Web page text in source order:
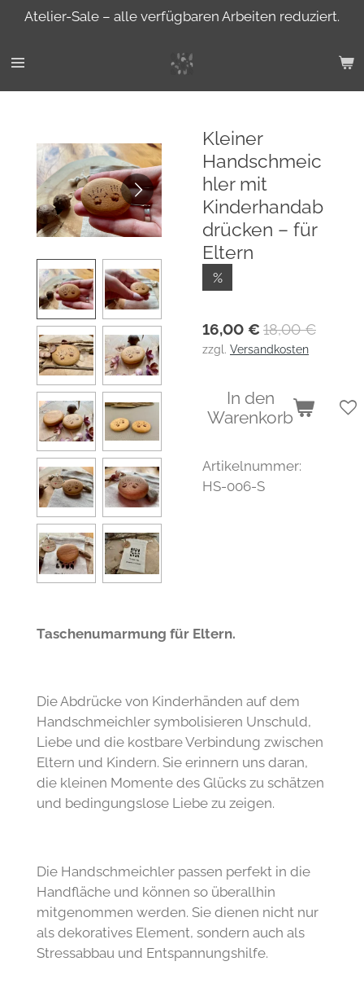
Zum
springen
Atelier-Sale – alle verfügbaren Arbeiten reduziert.
Kleiner
Handschmeic
hler mit
Kinderhandab
drücken – für
Eltern
%
16,00 € 18,00 €
zzgl. Versandkosten
In den
Warenkorb
Artikelnummer:
HS-006-S
Taschenumarmung für Eltern.
Die Abdrücke von Kinderhänden auf dem
Handschmeichler symbolisieren Unschuld,
Liebe und die kostbare Verbindung zwischen
Eltern und Kindern. Sie erinnern uns daran,
die kleinen Momente des Glücks zu schätzen
und bedingungslose Liebe zu zeigen.
Die Handschmeichler passen perfekt in die
Handfläche und können so überallhin
mitgenommen werden. Sie dienen nicht nur
als dekoratives Element, sondern auch als
Stressabbau und Entspannungshilfe.